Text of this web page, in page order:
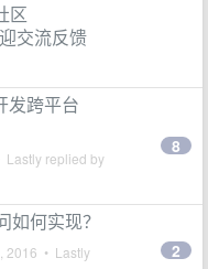
区
交流反馈
发跨平台
Lastly replied by
8
如何实现？
2016 • Lastly
2